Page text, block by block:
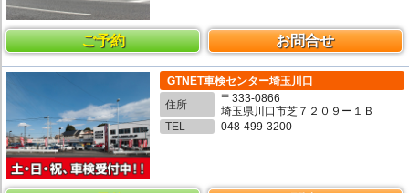
ご予約 お問合せ
GTNET車検センター埼玉川口
住所
〒333-0866
埼玉県川口市芝７２０９ー１Ｂ
TEL
048-499-3200